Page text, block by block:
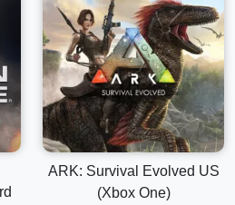
ARK: Survival Evolved US
(Xbox One)